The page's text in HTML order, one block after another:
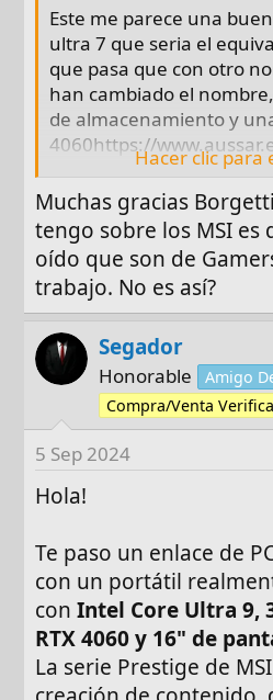
Este me parece una
ultra 7 que seria el
que pasa que con otro
han cambiado el
de almacenamiento y
4060https://
stealth-16-ai-studio-
2560x1600-intel-core-
rtx4060-sin-so.html
Este tiene también un
algo inferior que es la
de Ram en cambio al
https://www.aussar.es/
14-ai-015es-14-ultra7-
w11h.html
Los veo 2 buenas
potencia de procesador,
dedicada decente y
Hacer clic para
Muchas gracias
tengo sobre los MSI es
oído que son de
trabajo. No es así?
Segador
Honorable
Amigo
Compra/Venta
5 Sep 2024
Hola!
Te paso un enlace de
con un portátil
conIntel Core Ultra 9,
RTX 4060 y 16" de
La serie Prestige de